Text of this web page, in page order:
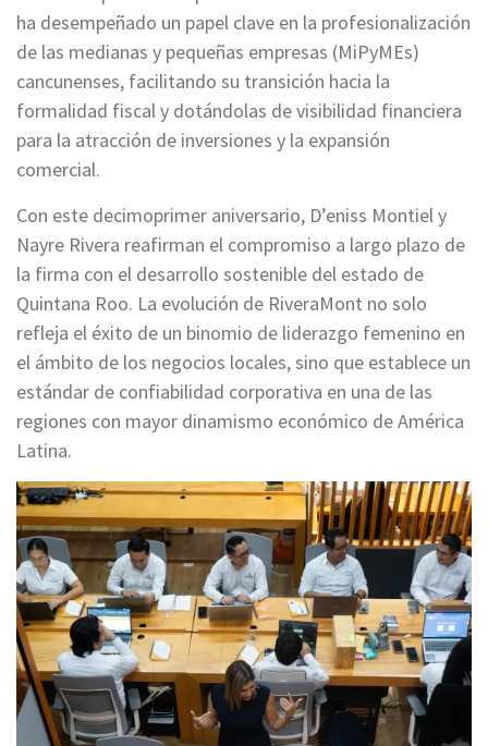
ha desempeñado un papel clave en la profesionalización
de las medianas y pequeñas empresas (MiPyMEs)
cancunenses, facilitando su transición hacia la
formalidad fiscal y dotándolas de visibilidad financiera
para la atracción de inversiones y la expansión
comercial.
Con este decimoprimer aniversario, D’eniss Montiel y
Nayre Rivera reafirman el compromiso a largo plazo de
la firma con el desarrollo sostenible del estado de
Quintana Roo. La evolución de RiveraMont no solo
refleja el éxito de un binomio de liderazgo femenino en
el ámbito de los negocios locales, sino que establece un
estándar de confiabilidad corporativa en una de las
regiones con mayor dinamismo económico de América
Latina.